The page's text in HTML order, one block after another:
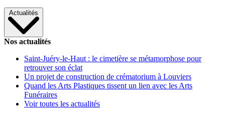
Actualités
Nos actualités
Saint-Juéry-le-Haut : le cimetière se métamorphose pour
retrouver son éclat
Un projet de construction de crématorium à Louviers
Quand les Arts Plastiques tissent un lien avec les Arts
Funéraires
Voir toutes les actualités